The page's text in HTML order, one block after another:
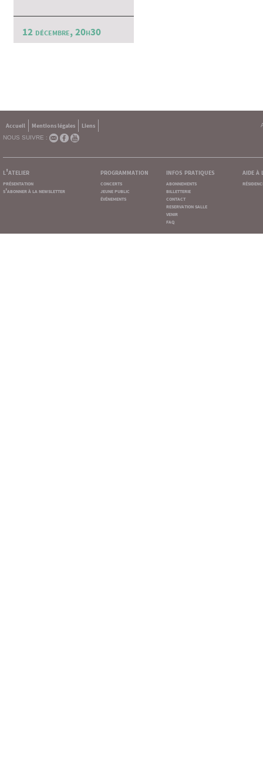
12 décembre, 20h30
Accueil Mentions légales
Liens
NOUS SUIVRE :
l'atelier
présentation
s'abonner à la newsletter
programmation
concerts
jeune public
événements
infos pratiques
abonnements
billetterie
contact
reservation salle
venir
faq
aide